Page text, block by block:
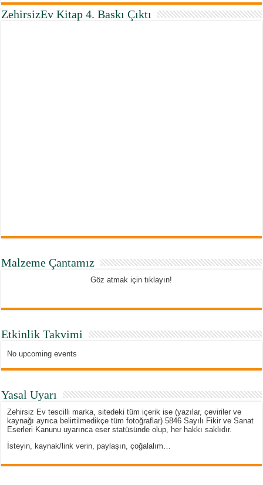
ZehirsizEv Kitap 4. Baskı Çıktı
Malzeme Çantamız
Göz atmak için tıklayın!
Etkinlik Takvimi
No upcoming events
Yasal Uyarı
Zehirsiz Ev tescilli marka, sitedeki tüm içerik ise (yazılar, çeviriler ve
kaynağı ayrıca belirtilmedikçe tüm fotoğraflar) 5846 Sayılı Fikir ve Sanat
Eserleri Kanunu uyarınca eser statüsünde olup, her hakkı saklıdır.
İsteyin, kaynak/link verin, paylaşın, çoğalalım…